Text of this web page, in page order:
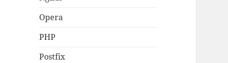
Opera
PHP
Postfix